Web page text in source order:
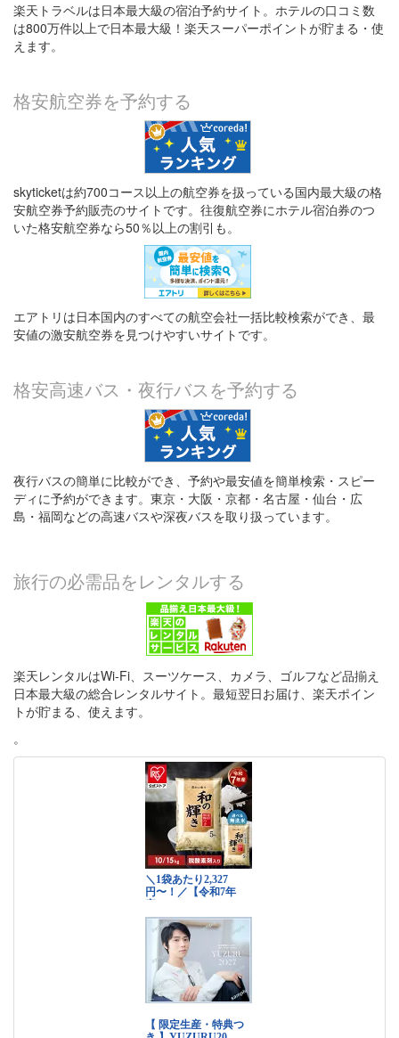
楽天トラベルは日本最大級の宿泊予約サイト。ホテルの口コミ数
は800万件以上で日本最大級！楽天スーパーポイントが貯まる・使
えます。
格安航空券を予約する
skyticketは約700コース以上の航空券を扱っている国内最大級の格
安航空券予約販売のサイトです。往復航空券にホテル宿泊券のつ
いた格安航空券なら50％以上の割引も。
エアトリは日本国内のすべての航空会社一括比較検索ができ、最
安値の激安航空券を見つけやすいサイトです。
格安高速バス・夜行バスを予約する
夜行バスの簡単に比較ができ、予約や最安値を簡単検索・スピー
ディに予約ができます。東京・大阪・京都・名古屋・仙台・広
島・福岡などの高速バスや深夜バスを取り扱っています。
旅行の必需品をレンタルする
楽天レンタルはWi-Fi、スーツケース、カメラ、ゴルフなど品揃え
日本最大級の総合レンタルサイト。最短翌日お届け、楽天ポイン
トが貯まる、使えます。
。